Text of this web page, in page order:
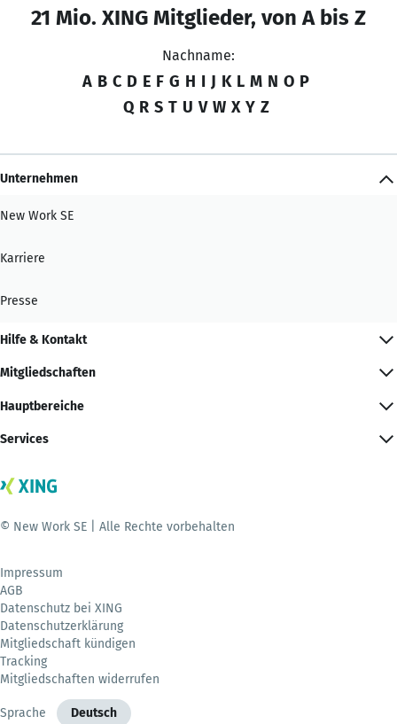
21 Mio. XING Mitglieder, von A bis Z
Nachname:
A B C D E F G H I J K L M N O P
Q R S T U V W X Y Z
Unternehmen
New Work SE
Karriere
Presse
Hilfe & Kontakt
Mitgliedschaften
Hauptbereiche
Services
© New Work SE | Alle Rechte vorbehalten
Impressum
AGB
Datenschutz bei XING
Datenschutzerklärung
Mitgliedschaft kündigen
Tracking
Mitgliedschaften widerrufen
Sprache Deutsch